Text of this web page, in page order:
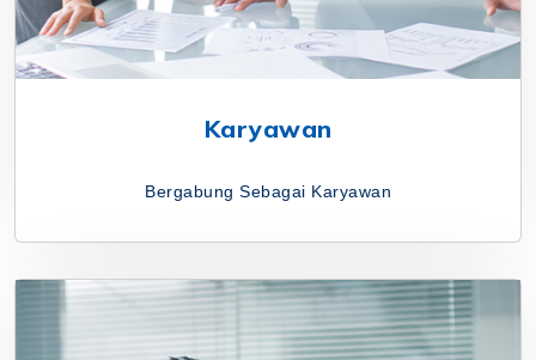
Karyawan
Bergabung Sebagai Karyawan